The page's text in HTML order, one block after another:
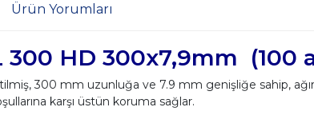
Ürün Yorumları
300 HD 300x7,9mm (100
300 mm uzunluğa ve 7.9 mm genişliğe sahip,
karşı üstün koruma sağlar.